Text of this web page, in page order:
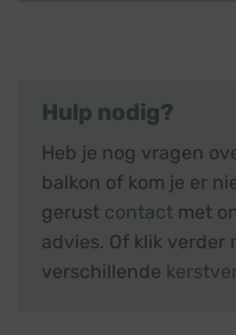
Hulp nodig?
Heb je nog vragen
balkon of kom je er
gerust contact met
advies. Of klik verder
verschillende